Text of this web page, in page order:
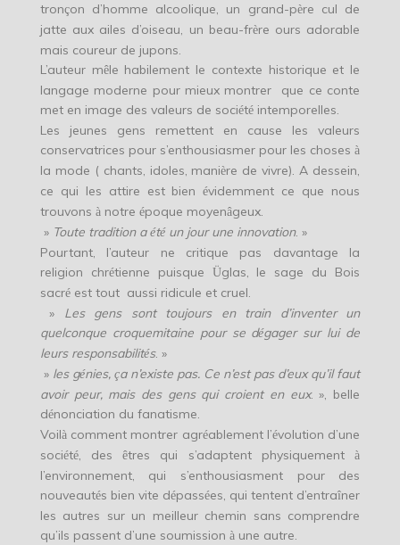
tronçon d’homme alcoolique, un grand-père cul de
jatte aux ailes d’oiseau, un beau-frère ours adorable
mais coureur de jupons.
L’auteur mêle habilement le contexte historique et le
langage moderne pour mieux montrer que ce conte
met en image des valeurs de sociétéintemporelles.
Les jeunes gens remettent en cause les valeurs
conservatrices pour s’enthousiasmer pour les chosesà
la mode ( chants, idoles, manière de vivre). A dessein,
ce qui les attire est bienévidemment ce que nous
trouvons ànotre époque moyenâgeux.
» Toute tradition a étéun jour une innovation. »
Pourtant, l’auteur ne critique pas davantage la
religion chrétienne puisque Üglas, le sage du Bois
sacréest tout aussi ridicule et cruel.
» Les gens sont toujours en train d’inventer un
quelconque croquemitaine pour se dégager sur lui de
leurs responsabilités. »
» les génies, ça n’existe pas. Ce n’est pas d’eux qu’il faut
avoir peur, mais des gens qui croient en eux. », belle
dénonciation du fanatisme.
Voilàcomment montrer agréablement l’évolution d’une
société, desêtres qui s’adaptent physiquementà
l’environnement, qui s’enthousiasment pour des
nouveautés bien vite dépassées, qui tentent d’entraîner
les autres sur un meilleur chemin sans comprendre
qu’ils passent d’une soumission àune autre.